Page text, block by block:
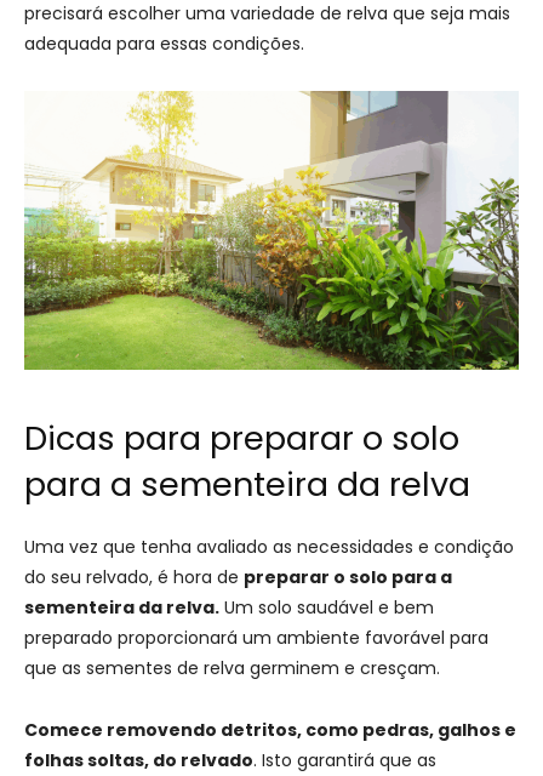
precisará escolher uma variedade de relva que seja mais
adequada para essas condições.
Dicas para preparar o solo
para a sementeira da relva
Uma vez que tenha avaliado as necessidades e condição
do seu relvado, é hora de preparar o solo para a
sementeira da relva. Um solo saudável e bem
preparado proporcionará um ambiente favorável para
que as sementes de relva germinem e cresçam.
Comece removendo detritos, como pedras, galhos e
folhas soltas, do relvado. Isto garantirá que as